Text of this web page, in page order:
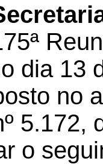
dia 13
no
5.172,
o